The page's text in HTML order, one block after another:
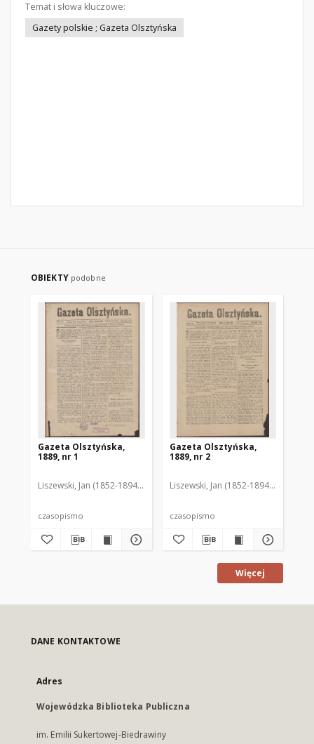
Temat i słowa kluczowe:
Gazety polskie ; Gazeta Olsztyńska
OBIEKTY podobne
Gazeta Olsztyńska,
1889, nr 1
Liszewski, Jan (1852-1894). Red.
czasopismo
Gazeta Olsztyńska,
1889, nr 2
Liszewski, Jan (1852-1894). Red.
czasopismo
Więcej
DANE KONTAKTOWE
Adres
Wojewódzka Biblioteka Publiczna
im. Emilii Sukertowej-Biedrawiny